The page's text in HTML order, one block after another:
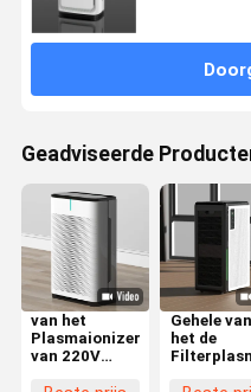
Geadviseerde
van het
Plasmaionizer
van 220V
Gehele van
het de